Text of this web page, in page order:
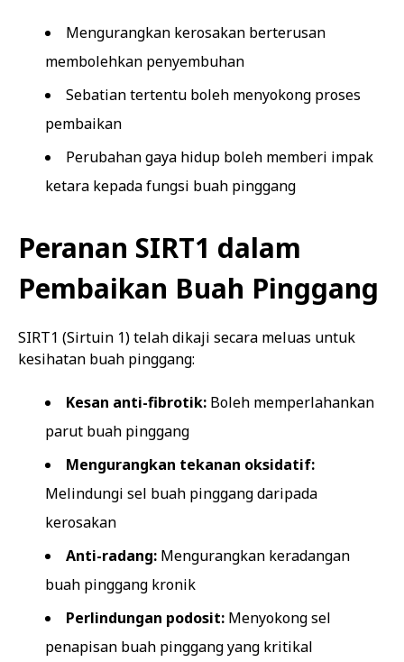
Mengurangkan kerosakan berterusan
membolehkan penyembuhan
Sebatian tertentu boleh menyokong proses
pembaikan
Perubahan gaya hidup boleh memberi impak
ketara kepada fungsi buah pinggang
Peranan SIRT1 dalam
Pembaikan Buah Pinggang
SIRT1 (Sirtuin 1) telah dikaji secara meluas untuk
kesihatan buah pinggang:
Kesan anti-fibrotik: Boleh memperlahankan
parut buah pinggang
Mengurangkan tekanan oksidatif:
Melindungi sel buah pinggang daripada
kerosakan
Anti-radang: Mengurangkan keradangan
buah pinggang kronik
Perlindungan podosit: Menyokong sel
penapisan buah pinggang yang kritikal